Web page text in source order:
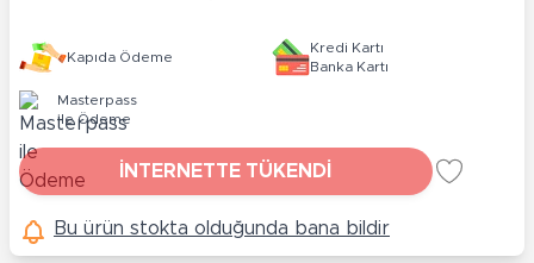
Kapıda Ödeme
Kredi Kartı
Banka Kartı
Masterpass
ile Ödeme
İNTERNETTE TÜKENDİ
Bu ürün stokta olduğunda bana bildir